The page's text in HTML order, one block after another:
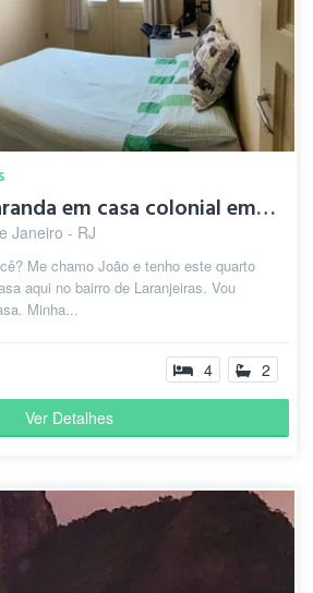
Quarto com varanda em casa colonial em Laranjeiras
Janeiro - RJ
Me chamo João e tenho este quarto
aqui no bairro de Laranjeiras. Vou
Minha...
4 2
Ver Detalhes